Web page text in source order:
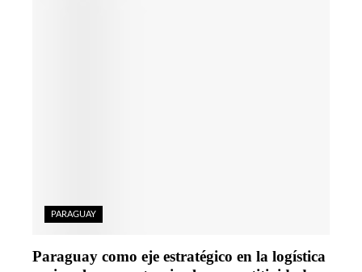
PARAGUAY
Paraguay como eje estratégico en la logística